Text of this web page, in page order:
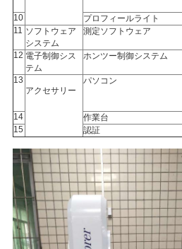
10
プロフィールライト
11 ソフトウェア
システム
測定ソフトウェア
12 電子制御シス
テム
ホンツー制御システム
13
アクセサリー
パソコン
14
作業台
15
認証